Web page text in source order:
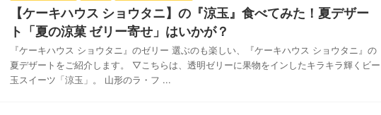
【ケーキハウス ショウタニ】の『涼玉』食べてみた！夏デザー
ト「夏の涼菓 ゼリー寄せ」はいかが？
『ケーキハウス ショウタニ』のゼリー 選ぶのも楽しい、『ケーキハウス ショウタニ』の
夏デザートをご紹介します。 ▽こちらは、透明ゼリーに果物をインしたキラキラ輝くビー
玉スイーツ「涼玉」。 山形のラ・フ ...